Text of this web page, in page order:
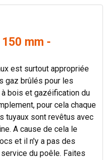
mm -
est surtout appropriée
gaz brûlés pour les
bois et gazéification du
pour cela chaque
tuyaux sont revêtus avec
A cause de cela le
et il n'y a pas des
du poêle. Faites